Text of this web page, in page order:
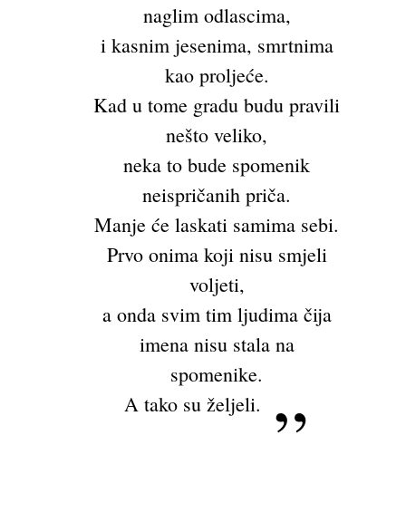
naglim odlascima,
i kasnim jesenima, smrtnima
kao proljeće.
Kad u tome gradu budu pravili
nešto veliko,
neka to bude spomenik
neispričanih priča.
Manje će laskati samima sebi.
Prvo onima koji nisu smjeli
voljeti,
a onda svim tim ljudima čija
imena nisu stala na
spomenike.
A tako su željeli.